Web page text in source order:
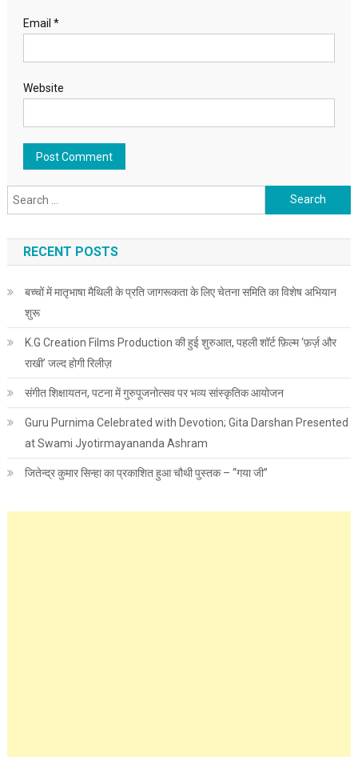
Email *
Website
Search for:
RECENT POSTS
बच्चों में मातृभाषा मैथिली के प्रति जागरूकता के लिए चेतना समिति का विशेष अभियान
शुरू
K.G Creation Films Production की हुई शुरुआत, पहली शॉर्ट फ़िल्म ‘फ़र्ज़ और
राखी’ जल्द होगी रिलीज़
संगीत शिक्षायतन, पटना में गुरुपूजनोत्सव पर भव्य सांस्कृतिक आयोजन
Guru Purnima Celebrated with Devotion; Gita Darshan Presented
at Swami Jyotirmayananda Ashram
जितेन्द्र कुमार सिन्हा का प्रकाशित हुआ चौथी पुस्तक – “गया जी”